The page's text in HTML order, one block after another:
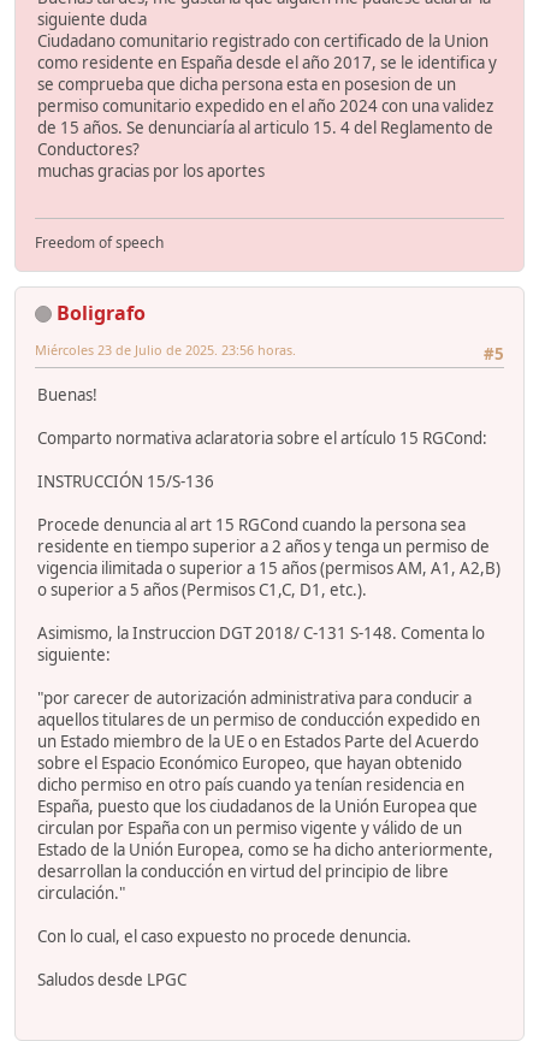
siguiente duda
Ciudadano comunitario registrado con certificado de la Union
como residente en España desde el año 2017, se le identifica y
se comprueba que dicha persona esta en posesion de un
permiso comunitario expedido en el año 2024 con una validez
de 15 años. Se denunciaría al articulo 15. 4 del Reglamento de
Conductores?
muchas gracias por los aportes
Freedom of speech
Boligrafo
#5
Miércoles 23 de Julio de 2025. 23:56 horas.
Buenas!
Comparto normativa aclaratoria sobre el artículo 15 RGCond:
INSTRUCCIÓN 15/S-136
Procede denuncia al art 15 RGCond cuando la persona sea
residente en tiempo superior a 2 años y tenga un permiso de
vigencia ilimitada o superior a 15 años (permisos AM, A1, A2,B)
o superior a 5 años (Permisos C1,C, D1, etc.).
Asimismo, la Instruccion DGT 2018/ C-131 S-148. Comenta lo
siguiente:
"por carecer de autorización administrativa para conducir a
aquellos titulares de un permiso de conducción expedido en
un Estado miembro de la UE o en Estados Parte del Acuerdo
sobre el Espacio Económico Europeo, que hayan obtenido
dicho permiso en otro país cuando ya tenían residencia en
España, puesto que los ciudadanos de la Unión Europea que
circulan por España con un permiso vigente y válido de un
Estado de la Unión Europea, como se ha dicho anteriormente,
desarrollan la conducción en virtud del principio de libre
circulación."
Con lo cual, el caso expuesto no procede denuncia.
Saludos desde LPGC